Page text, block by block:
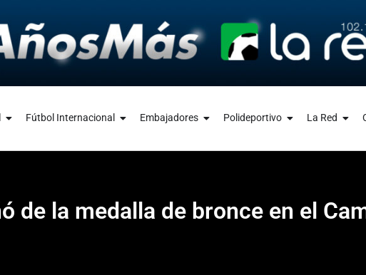
Fútbol Internacional Embajadores Polideportivo La Red
de la medalla de bronce en el